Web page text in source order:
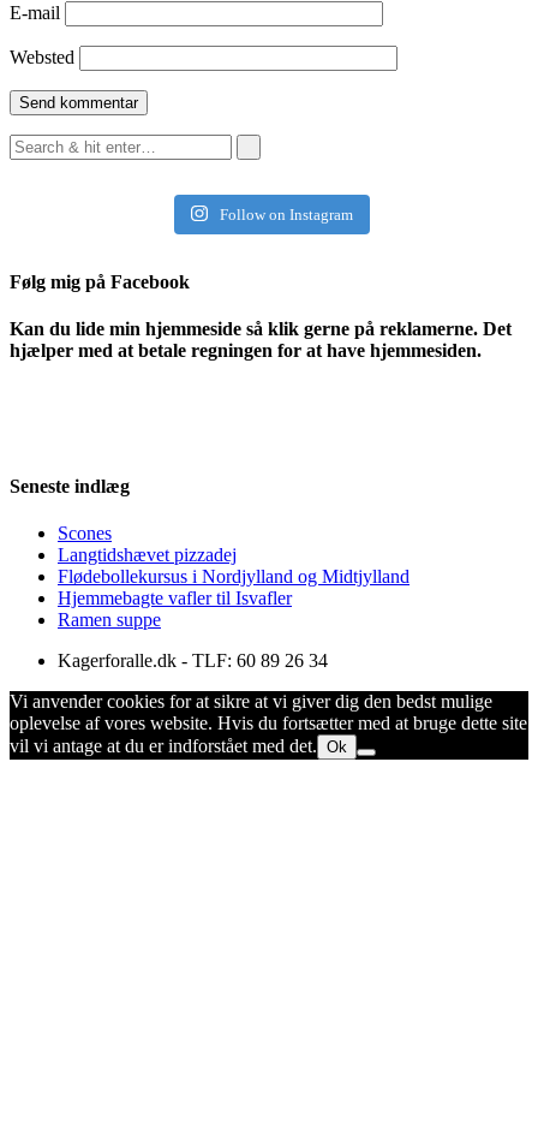
E-mail
Websted
Follow on Instagram
Følg mig på Facebook
Kan du lide min hjemmeside så klik gerne på reklamerne. Det
hjælper med at betale regningen for at have hjemmesiden.
Seneste indlæg
Scones
Langtidshævet pizzadej
Flødebollekursus i Nordjylland og Midtjylland
Hjemmebagte vafler til Isvafler
Ramen suppe
Kagerforalle.dk - TLF: 60 89 26 34
Vi anvender cookies for at sikre at vi giver dig den bedst mulige
oplevelse af vores website. Hvis du fortsætter med at bruge dette site
vil vi antage at du er indforstået med det. Ok